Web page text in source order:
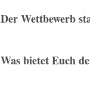
Der Wettbewerb
Was bietet Euch